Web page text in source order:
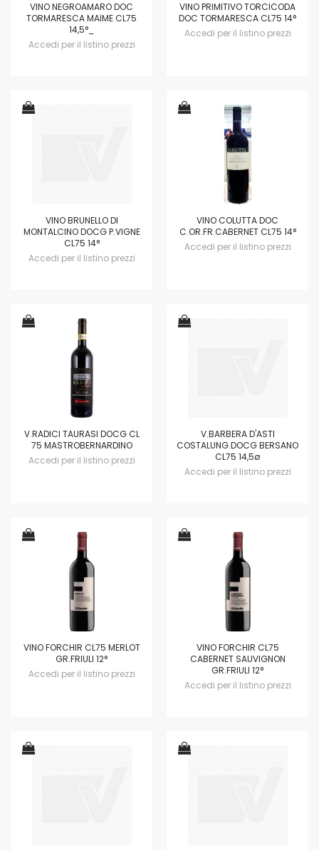
VINO NEGROAMARO DOC
TORMARESCA MAIME CL75
14,5°_
Accedi per il listino prezzi
VINO PRIMITIVO TORCICODA
DOC TORMARESCA CL75 14°
Accedi per il listino prezzi
VINO BRUNELLO DI
MONTALCINO DOCG P.VIGNE
CL75 14°
Accedi per il listino prezzi
VINO COLUTTA DOC
C.OR.FR.CABERNET CL75 14°
Accedi per il listino prezzi
V.RADICI TAURASI DOCG CL
75 MASTROBERNARDINO
Accedi per il listino prezzi
V.BARBERA D'ASTI
COSTALUNG.DOCG BERSANO
CL75 14,5ø
Accedi per il listino prezzi
VINO FORCHIR CL75 MERLOT
GR.FRIULI 12°
Accedi per il listino prezzi
VINO FORCHIR CL75
CABERNET SAUVIGNON
GR.FRIULI 12°
Accedi per il listino prezzi